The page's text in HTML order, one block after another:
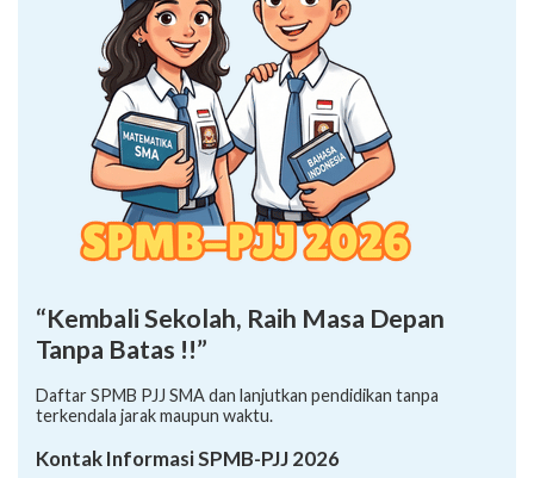
“Kembali Sekolah, Raih Masa Depan
Tanpa Batas !!”
Daftar SPMB PJJ SMA dan lanjutkan pendidikan tanpa
terkendala jarak maupun waktu.
Kontak Informasi SPMB-PJJ 2026